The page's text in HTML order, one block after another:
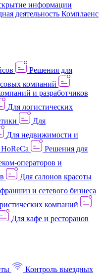
информации
деятельность Комплаенс
Решения для
компаний
и разработчиков
Для логистических
Для
Для недвижимости и
Решения для
операторов и
Для салонов красоты
и сетевого бизнеса
компаний
Для кафе и ресторанов
Контроль выездных